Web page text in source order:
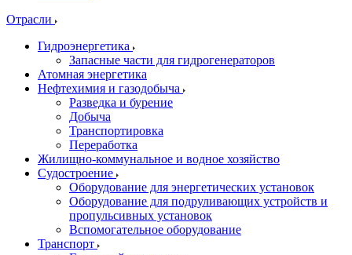
Отрасли
Гидроэнергетика
Запасные части для гидрогенераторов
Атомная энергетика
Нефтехимия и газодобыча
Разведка и бурение
Добыча
Транспортировка
Переработка
Жилищно-коммунальное и водное хозяйство
Судостроение
Оборудование для энергетических установок
Оборудование для подруливающих устройств и
пропульсивных установок
Вспомогательное оборудование
Транспорт